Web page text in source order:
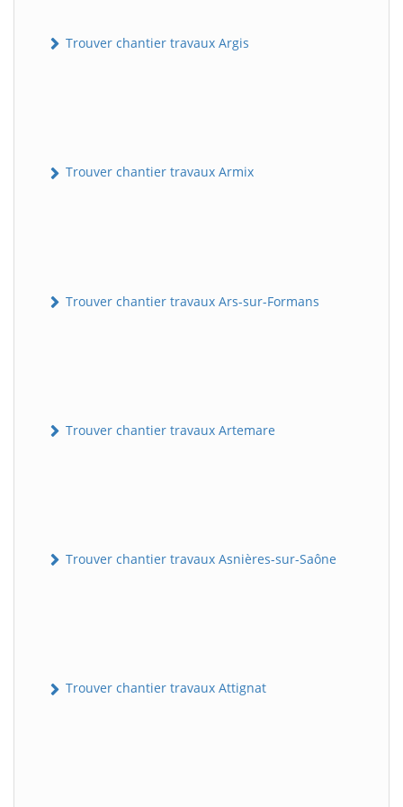
Trouver chantier travaux Argis
Trouver chantier travaux Armix
Trouver chantier travaux Ars-sur-Formans
Trouver chantier travaux Artemare
Trouver chantier travaux Asnières-sur-Saône
Trouver chantier travaux Attignat